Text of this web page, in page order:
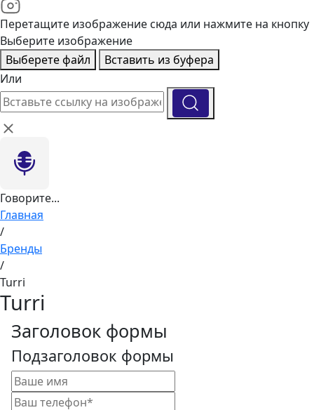
Перетащите изображение сюда или нажмите на кнопку
Выберите изображение
Выберете файл
Вставить из буфера
Или
Говорите...
Главная
/
Бренды
/
Turri
Turri
Заголовок формы
Подзаголовок формы